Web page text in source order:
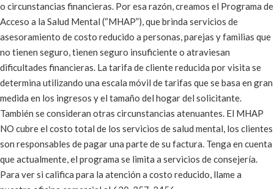
o circunstancias financieras. Por esa razón, creamos el Programa de
Acceso a la Salud Mental (“MHAP”), que brinda servicios de
asesoramiento de costo reducido a personas, parejas y familias que
no tienen seguro, tienen seguro insuficiente o atraviesan
dificultades financieras. La tarifa de cliente reducida por visita se
determina utilizando una escala móvil de tarifas que se basa en gran
medida en los ingresos y el tamaño del hogar del solicitante.
También se consideran otras circunstancias atenuantes. El MHAP
NO cubre el costo total de los servicios de salud mental, los clientes
son responsables de pagar una parte de su factura. Tenga en cuenta
que actualmente, el programa se limita a servicios de consejería.
Para ver si califica para la atención a costo reducido, llame a